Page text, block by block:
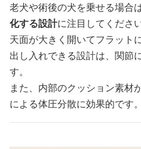
老犬や術後の犬を乗せる場合は
化する設計に注目してください
天面が大きく開いてフラット
出し入れできる設計は、関節
す。
また、内部のクッション素材
による体圧分散に効果的です。